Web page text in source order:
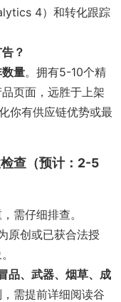
4）和转化跟踪
？
量。拥有5-10个精
页面，远胜于上架
你有供应链优势或最
查（预计：2-5
需仔细排查。
原创或已获合法授
品、武器、烟草、成
需提前详细阅读谷